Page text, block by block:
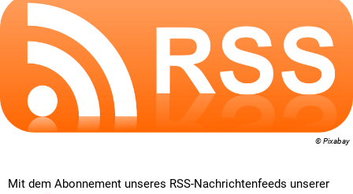
Grundsteuerreform
Haushaltsplan
Satzungen und Richtlinien
Anlegezeiten
© Pixabay
Mit dem Abonnement unseres RSS-Nachrichtenfeeds unserer